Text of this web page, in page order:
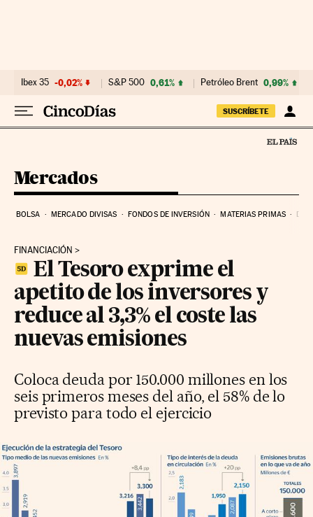
Ibex 35 -0,02% S&P 500 0,61% Petróleo Brent 0,99%
SUSCRÍBETE
Mercados
BOLSA MERCADO DIVISAS FONDOS DE INVERSIÓN MATERIAS PRIMAS
FINANCIACIÓN
El Tesoro exprime el
apetito de los inversores y
reduce al 3,3% el coste las
nuevas emisiones
Coloca deuda por 150.000 millones en los
seis primeros meses del año, el 58% de lo
previsto para todo el ejercicio